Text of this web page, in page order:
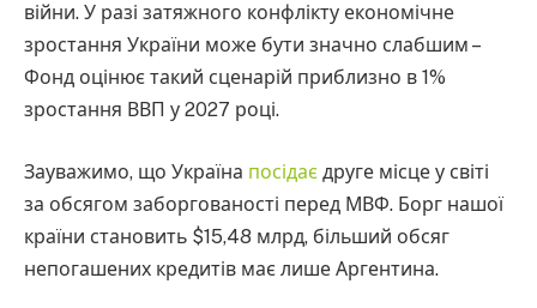
війни. У разі затяжного конфлікту економічне
зростання України може бути значно слабшим –
Фонд оцінює такий сценарій приблизно в 1%
зростання ВВП у 2027 році.
Зауважимо, що Україна посідає друге місце у світі
за обсягом заборгованості перед МВФ. Борг нашої
країни становить $15,48 млрд, більший обсяг
непогашених кредитів має лише Аргентина.